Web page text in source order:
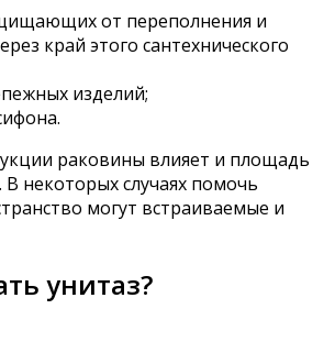
от переполнения и
край этого сантехнического
изделий;
раковины влияет и площадь
некоторых случаях помочь
могут встраиваемые и
унитаз?